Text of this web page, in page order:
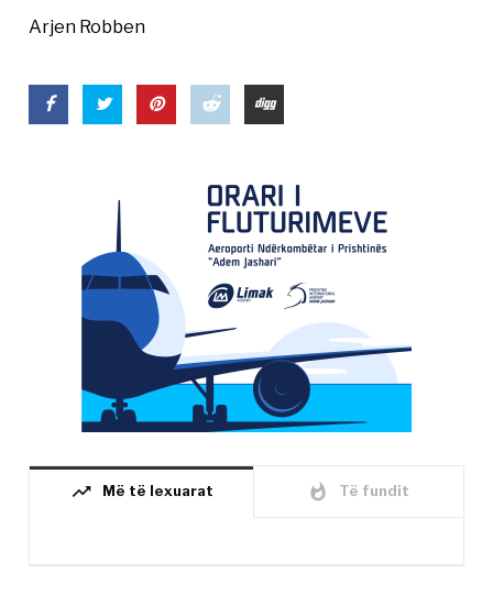
Arjen Robben
trending_up Më të lexuarat whatshot Të fundit